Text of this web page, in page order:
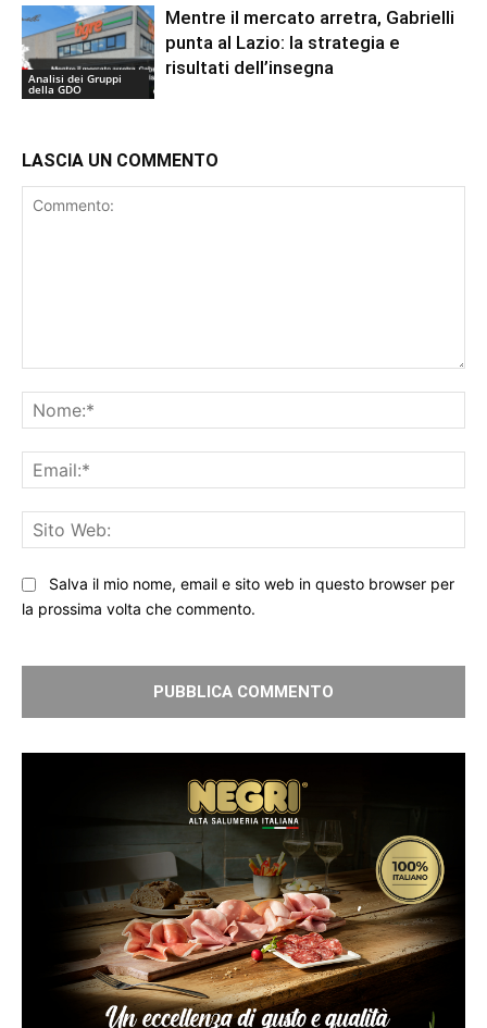
Analisi dei Gruppi
della GDO
Mentre il mercato arretra, Gabrielli
punta al Lazio: la strategia e
risultati dell’insegna
LASCIA UN COMMENTO
Salva il mio nome, email e sito web in questo browser per
la prossima volta che commento.